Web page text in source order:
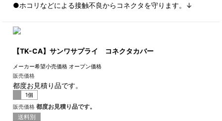
●ホコリなどによる接触不良からコネクタを守ります。↓
【TK-CA】サンワサプライ コネクタカバー
メーカー希望小売価格 オープン価格
販売価格
都度お見積り品です。
1個
販売価格 都度お見積り品です。
送料別